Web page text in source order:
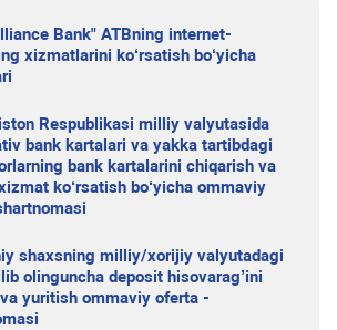
Bank" ATBning internet-
xizmatlarini ko‘rsatish bo‘yicha
Respublikasi milliy valyutasida
bank kartalari va yakka tartibdagi
bank kartalarini chiqarish va
ko‘rsatish bo‘yicha ommaviy
shaxsning milliy/xorijiy valyutadagi
olinguncha deposit hisovarag’ini
yuritish ommaviy oferta -